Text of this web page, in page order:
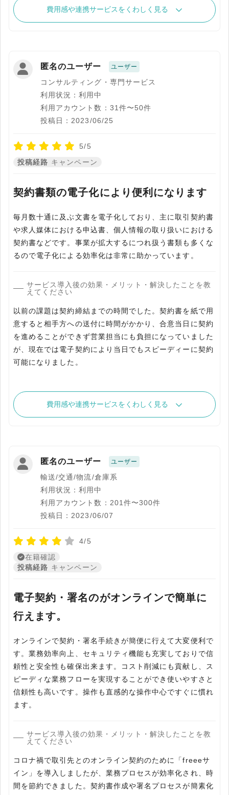
費用感や連携サービスをくわしく見る
匿名のユーザー ユーザー
コンサルティング・専門サービス
利用状況：利用中
利用アカウント数：31件〜50件
投稿日：2023/06/25
5/5
投稿経路 キャンペーン
契約書類の電子化により便利になります
毎月数十通に及ぶ文書を電子化しており、主に取引契約書
や求人媒体における申込書、個人情報の取り扱いにおける
契約書などです。事業が拡大するにつれ扱う書類も多くな
るので電子化による効率化は非常に助かっています。
サービス導入後の効果・メリット・解決したことを教
えてください
以前の課題は契約締結までの時間でした。契約書を紙で用
意すると相手方への送付に時間がかかり、合意当日に契約
を進めることができず営業担当にも負担になっていました
が、現在では電子契約により当日でもスピーディーに契約
可能になりました。
費用感や連携サービスをくわしく見る
匿名のユーザー ユーザー
輸送/交通/物流/倉庫系
利用状況：利用中
利用アカウント数：201件〜300件
投稿日：2023/06/07
4/5
在籍確認
投稿経路 キャンペーン
電子契約・署名のがオンラインで簡単に
行えます。
オンラインで契約・署名手続きが簡便に行えて大変便利で
す。業務効率向上、セキュリティ機能も充実しておりで信
頼性と安全性も確保出来ます。コスト削減にも貢献し、ス
ピーディな業務フローを実現することができ使いやすさと
信頼性も高いです。操作も直感的な操作中心ですぐに慣れ
ます。
サービス導入後の効果・メリット・解決したことを教
えてください
コロナ禍で取引先とのオンライン契約のために「freeeサ
イン」を導入しましたが、業務プロセスが効率化され、時
間を節約できました。契約書作成や署名プロセスが簡素化